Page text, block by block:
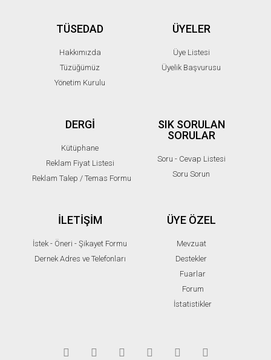
TÜSEDAD
Hakkımızda
Tüzüğümüz
Yönetim Kurulu
ÜYELER
Üye Listesi
Üyelik Başvurusu
DERGİ
Kütüphane
Reklam Fiyat Listesi
Reklam Talep / Temas Formu
SIK SORULAN
SORULAR
Soru - Cevap Listesi
Soru Sorun
İLETİŞİM
İstek - Öneri - Şikayet Formu
Dernek Adres ve Telefonları
ÜYE ÖZEL
Mevzuat
Destekler
Fuarlar
Forum
İstatistikler